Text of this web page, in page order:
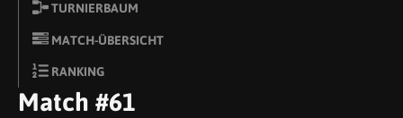
TURNIERBAUM
MATCH-ÜBERSICHT
RANKING
Match #61